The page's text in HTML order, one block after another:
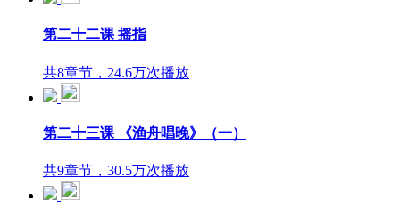
第二十二课 摇指
共8章节，24.6万次播放
第二十三课 《渔舟唱晚》（一）
共9章节，30.5万次播放